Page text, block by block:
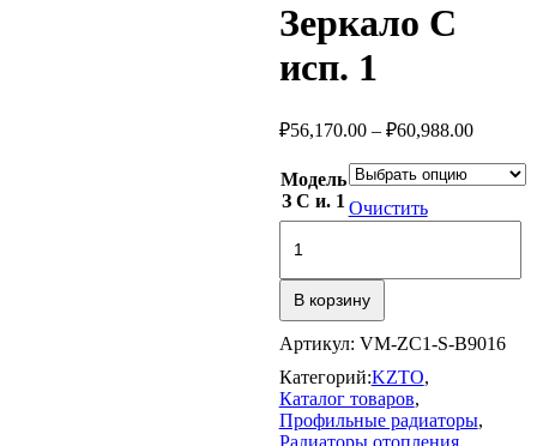
Зеркало С
исп. 1
₽56,170.00 – ₽60,988.00
Модель
З С и. 1 Очистить
товара
исп.
1
В корзину
Артикул: VM-ZС1-S-B9016
Категорий:KZTO,
Каталог товаров,
Профильные радиаторы,
Радиаторы отопления,